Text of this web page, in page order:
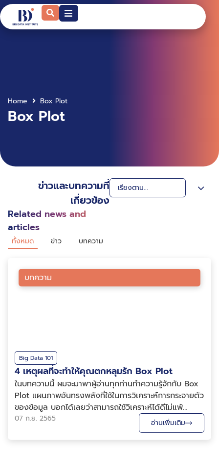
Home Box Plot
Box Plot
ข่าวและบทความที่
เกี่ยวข้อง
Related news and
articles
ทั้งหมด ข่าว บทความ
บทความ
Big Data 101
4 เหตุผลที่จะทำให้คุณตกหลุมรัก Box Plot
ในบทความนี้ ผมจะมาพาผู้อ่านทุกท่านทำความรู้จักกับ Box
Plot แผนภาพอันทรงพลังที่ใช้ในการวิเคราะห์การกระจายตัว
ของข้อมูล บอกได้เลยว่าสามารถใช้วิเคราะห์ได้ดีไม่แพ้
Histogram เลยครับ! การวิเคราะห์การกระจายตัวของข้อมูล
คำถามที่เกี่ยวข้องกับการวิเคราะห์การกระจายตัวของข้อมูล
มีอยู่ในชีวิตประจำวันของเราทุกคน ...
07 ก.ย. 2565 อ่านเพิ่มเติม